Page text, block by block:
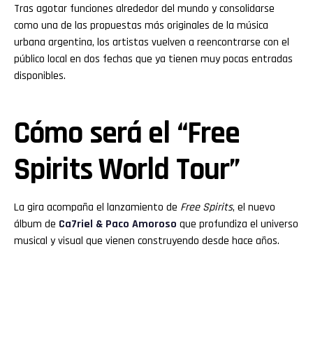
Tras agotar funciones alrededor del mundo y consolidarse
como una de las propuestas más originales de la música
urbana argentina, los artistas vuelven a reencontrarse con el
público local en dos fechas que ya tienen muy pocas entradas
disponibles.
Cómo será el “Free
Spirits World Tour”
La gira acompaña el lanzamiento de Free Spirits, el nuevo
álbum de Ca7riel & Paco Amoroso que profundiza el universo
musical y visual que vienen construyendo desde hace años.